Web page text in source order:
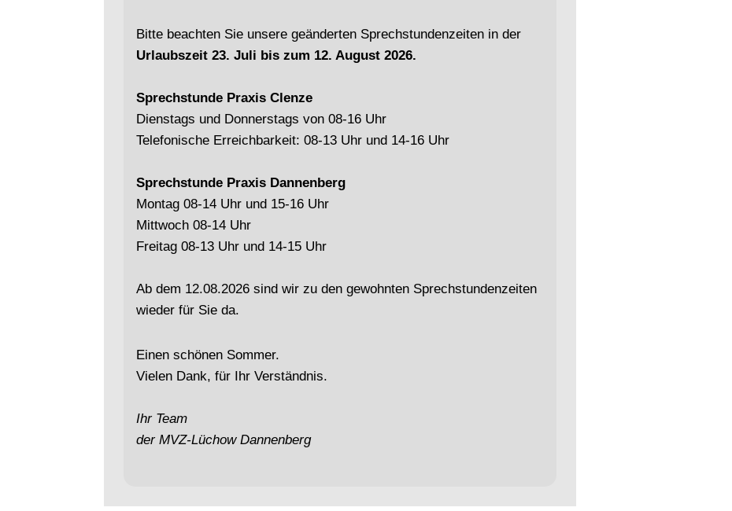
Bitte beachten Sie unsere geänderten Sprechstundenzeiten in der
Urlaubszeit 23. Juli bis zum 12. August 2026.
Sprechstunde Praxis Clenze
Dienstags und Donnerstags von 08-16 Uhr
Telefonische Erreichbarkeit: 08-13 Uhr und 14-16 Uhr
Sprechstunde Praxis Dannenberg
Montag 08-14 Uhr und 15-16 Uhr
Mittwoch 08-14 Uhr
Freitag 08-13 Uhr und 14-15 Uhr
Ab dem 12.08.2026 sind wir zu den gewohnten Sprechstundenzeiten
wieder für Sie da.
Einen schönen Sommer.
Vielen Dank, für Ihr Verständnis.
Ihr Team
der MVZ-Lüchow Dannenberg